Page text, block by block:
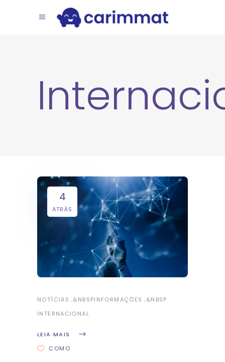
4
ATRÁS
NOTÍCIAS &NBSPINFORMAÇÕES
&NBSP
INTERNACIONAL
LEIA MAIS
COMO